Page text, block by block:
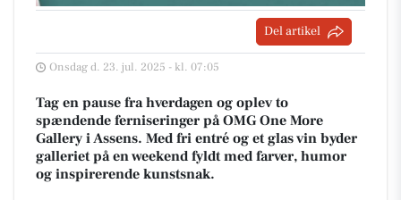
Del artikel
Onsdag d. 23. jul. 2025 - kl. 07:05
Tag en pause fra hverdagen og oplev to
spændende ferniseringer på OMG One More
Gallery i Assens. Med fri entré og et glas vin byder
galleriet på en weekend fyldt med farver, humor
og inspirerende kunstsnak.